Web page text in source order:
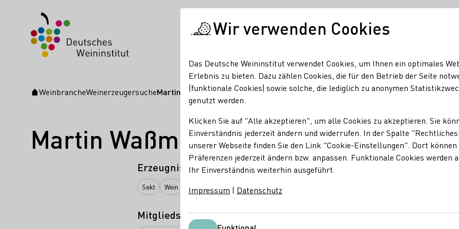
Startseite
WeinbrancheWeinerzeugersucheMartin Waßmer
Martin Waßmer
Erzeugnisse
Sekt Wein Roséwein
Mitgliedschaften
Wir verwenden Cookies
Das Deutsche Weininstitut verwendet Cookies, um Ihnen ein optimales
Erlebnis zu bieten. Dazu zählen Cookies, die für den Betrieb der Seite
(funktionale Cookies) sowie solche, die lediglich zu anonymen
genutzt werden.
Klicken Sie auf "Alle akzeptieren", um alle Cookies zu akzeptieren. Sie
Einverständnis jederzeit ändern und widerrufen. In der Spalte
unserer Webseite finden Sie den Link "Cookie-Einstellungen". Dort können
Präferenzen jederzeit ändern bzw. anpassen. Funktionale Cookies werden
Ihr Einverständnis weiterhin ausgeführt.
Impressum | Datenschutz